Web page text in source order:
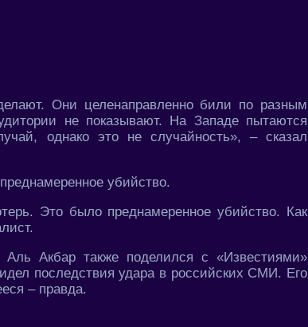
Они целенаправленно били по разным
не показывают. На Западе пытаются
однако это не случайность», – сказал
убийство.
Это было преднамеренное убийство. Как
Акбар также поделился с «Известиями»
последствия удара в российских СМИ. Его
– правда.